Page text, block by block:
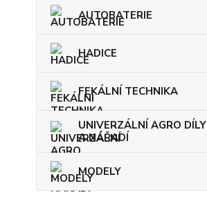
AUTOBATERIE
HADICE
FEKÁLNÍ TECHNIKA
UNIVERZÁLNÍ AGRO DÍLY
A NÁŘADÍ
MODELY